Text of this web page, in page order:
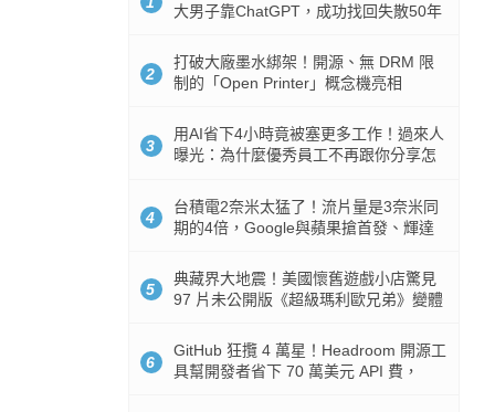
大男子靠ChatGPT，成功找回失散50年
2
打破大廠墨水綁架！開源、無 DRM 限
制的「Open Printer」概念機亮相
3
用AI省下4小時竟被塞更多工作！過來人
曝光：為什麼優秀員工不再跟你分享怎
4
台積電2奈米太猛了！流片量是3奈米同
期的4倍，Google與蘋果搶首發、輝達
5
典藏界大地震！美國懷舊遊戲小店驚見
97 片未公開版《超級瑪利歐兄弟》變體
6
GitHub 狂攬 4 萬星！Headroom 開源工
具幫開發者省下 70 萬美元 API 費，